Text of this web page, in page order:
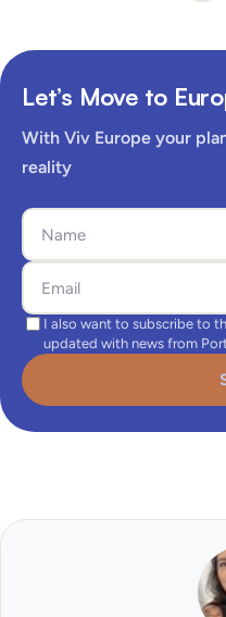
Let’s Move to
With Viv Europe your
reality
I also want to subscribe to
updated with news from